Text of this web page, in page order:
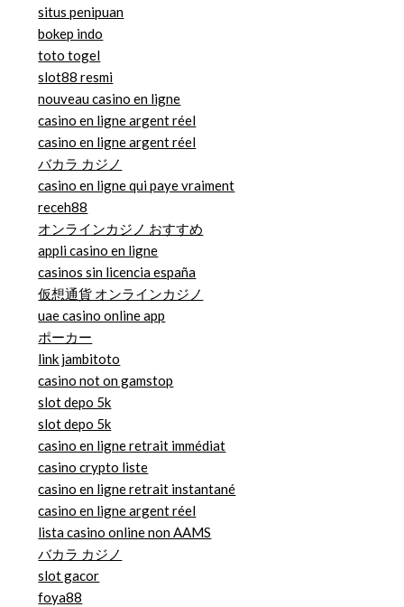
situs penipuan
bokep indo
toto togel
slot88 resmi
nouveau casino en ligne
casino en ligne argent réel
casino en ligne argent réel
バカラ カジノ
casino en ligne qui paye vraiment
receh88
オンラインカジノ おすすめ
appli casino en ligne
casinos sin licencia españa
仮想通貨 オンラインカジノ
uae casino online app
ポーカー
link jambitoto
casino not on gamstop
slot depo 5k
slot depo 5k
casino en ligne retrait immédiat
casino crypto liste
casino en ligne retrait instantané
casino en ligne argent réel
lista casino online non AAMS
バカラ カジノ
slot gacor
foya88